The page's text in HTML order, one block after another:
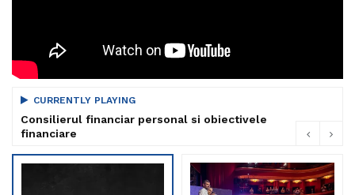
CURRENTLY PLAYING
Consilierul financiar personal si obiectivele
financiare